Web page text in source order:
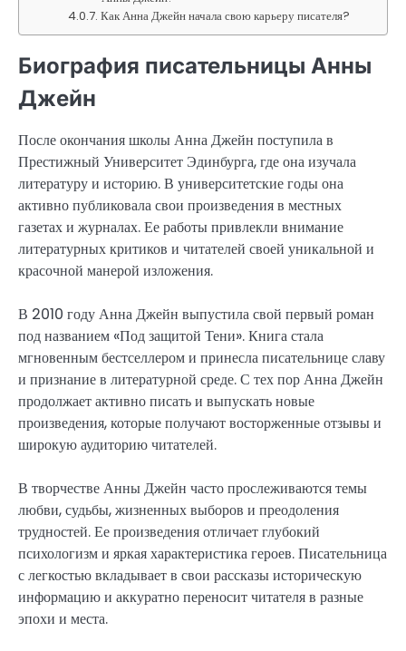
Как Анна Джейн начала свою карьеру писателя?
Биография писательницы Анны
Джейн
После окончания школы Анна Джейн поступила в
Престижный Университет Эдинбурга, где она изучала
литературу и историю. В университетские годы она
активно публиковала свои произведения в местных
газетах и журналах. Ее работы привлекли внимание
литературных критиков и читателей своей уникальной и
красочной манерой изложения.
В 2010 году Анна Джейн выпустила свой первый роман
под названием «Под защитой Тени». Книга стала
мгновенным бестселлером и принесла писательнице славу
и признание в литературной среде. С тех пор Анна Джейн
продолжает активно писать и выпускать новые
произведения, которые получают восторженные отзывы и
широкую аудиторию читателей.
В творчестве Анны Джейн часто прослеживаются темы
любви, судьбы, жизненных выборов и преодоления
трудностей. Ее произведения отличает глубокий
психологизм и яркая характеристика героев. Писательница
с легкостью вкладывает в свои рассказы историческую
информацию и аккуратно переносит читателя в разные
эпохи и места.